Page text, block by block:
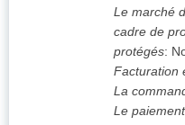
Le marché
cadre de
protégés:
Facturation
La
Le